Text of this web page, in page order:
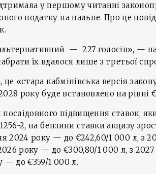
у першому читанні
податку на пальне. Про це
— 227 голосів», —
їх вдалося лише з третьої
це «стара кабмінівська версія
року буде встановлено на рівні
послідовного підвищення ставок,
2, на бензини ставки акцизу
2024 року — до €242,60/1 000 л, з
року — до €300,80/1 000 л, з
— до €359/1 000 л.